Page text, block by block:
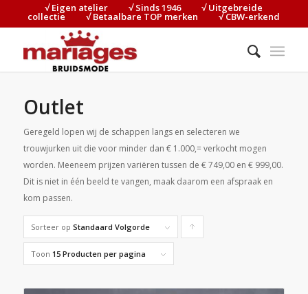
√ Eigen atelier⠀⠀⠀√ Sinds 1946⠀⠀⠀√ Uitgebreide
collectie⠀⠀⠀√ Betaalbare TOP merken⠀⠀⠀√ CBW-erkend
Outlet
Geregeld lopen wij de schappen langs en selecteren we
trouwjurken uit die voor minder dan € 1.000,= verkocht mogen
worden. Meeneem prijzen variëren tussen de € 749,00 en € 999,00.
Dit is niet in één beeld te vangen, maak daarom een afspraak en
kom passen.
Sorteer op Standaard Volgorde
Toon 15 Producten per pagina